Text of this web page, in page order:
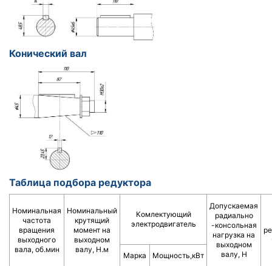
Конический вал
Таблица подбора редуктора
Номинальная
частота
вращения
выходного
вала, об.мин
Номинальный
крутящий
момент на
выходном
валу, Н.м
Комлектующий
электродвигатель
Допускаемая
радиально
-консольная
нагрузка на
выходном
валу, Н
Марка
Мощность,кВт